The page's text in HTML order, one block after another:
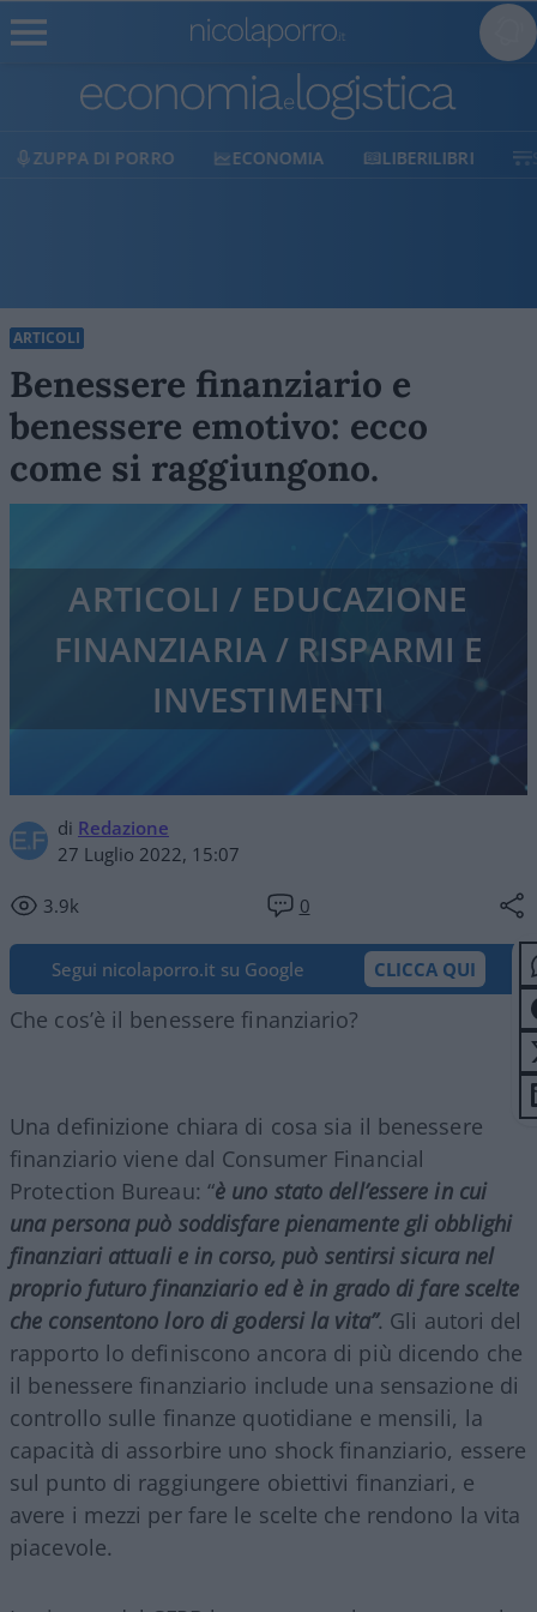
ECONOMIA LIBERILIBRI SHOP SOSTIENICI
ARTICOLI
Benessere finanziario e
benessere emotivo: ecco
come si raggiungono.
di Redazione
27 Luglio 2022, 15:07
3.9k 0
ARTICOLI / EDUCAZIONE
FINANZIARIA / RISPARMI E
INVESTIMENTI
Segui nicolaporro.it su Google CLICCA QUI
Che cos’è il benessere finanziario?
Una definizione chiara di cosa sia il benessere
finanziario viene dal Consumer Financial
Protection Bureau: “è uno stato dell’essere in cui
una persona può soddisfare pienamente gli obblighi
finanziari attuali e in corso, può sentirsi sicura nel
proprio futuro finanziario ed è in grado di fare scelte
che consentono loro di godersi la vita”. Gli autori del
rapporto lo definiscono ancora di più dicendo che
il benessere finanziario include una sensazione di
controllo sulle finanze quotidiane e mensili, la
capacità di assorbire uno shock finanziario, essere
sul punto di raggiungere obiettivi finanziari, e
avere i mezzi per fare le scelte che rendono la vita
piacevole.